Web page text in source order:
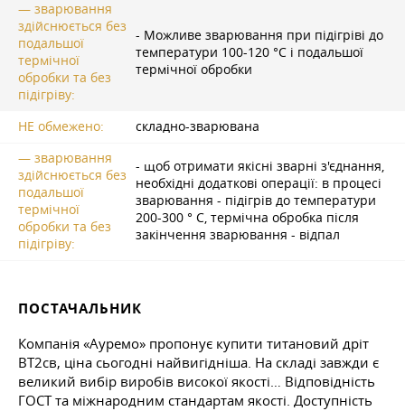
— зварювання
здійснюється без
подальшої
термічної
обробки та без
підігріву:
- Можливе зварювання при підігріві до
температури 100-120 °C і подальшої
термічної обробки
НЕ обмежено:
складно-зварювана
— зварювання
здійснюється без
подальшої
термічної
обробки та без
підігріву:
- щоб отримати якісні зварні з'єднання,
необхідні додаткові операції: в процесі
зварювання - підігрів до температури
200-300 ° C, термічна обробка після
закінчення зварювання - відпал
ПОСТАЧАЛЬНИК
Компанія «Ауремо» пропонує купити титановий дріт
ВТ2св, ціна сьогодні найвигідніша. На складі завжди є
великий вибір виробів високої якості… Відповідність
ГОСТ та міжнародним стандартам якості. Доступність